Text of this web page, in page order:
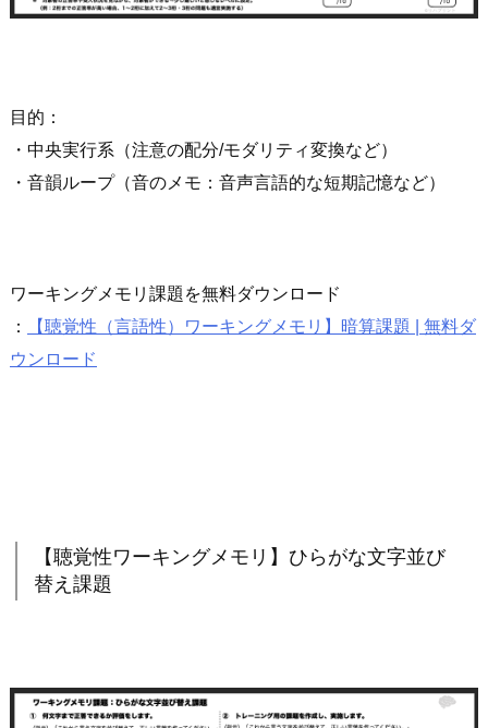
目的：
・中央実行系（注意の配分/モダリティ変換など）
・音韻ループ（音のメモ：音声言語的な短期記憶など）
ワーキングメモリ課題を無料ダウンロード
：
【聴覚性（言語性）ワーキングメモリ】暗算課題 | 無料ダ
ウンロード
【聴覚性ワーキングメモリ】ひらがな文字並び
替え課題